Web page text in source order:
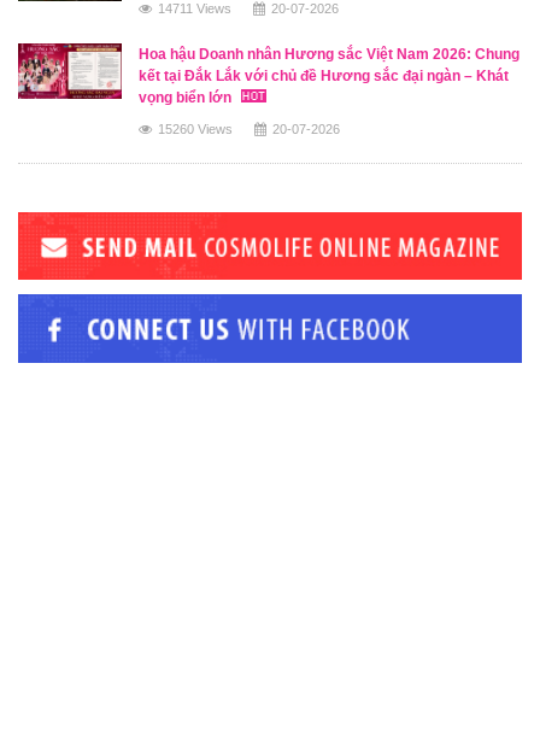
14711 Views 20-07-2026
Hoa hậu Doanh nhân Hương sắc Việt Nam 2026: Chung
kết tại Đắk Lắk với chủ đề Hương sắc đại ngàn – Khát
vọng biển lớn
15260 Views 20-07-2026